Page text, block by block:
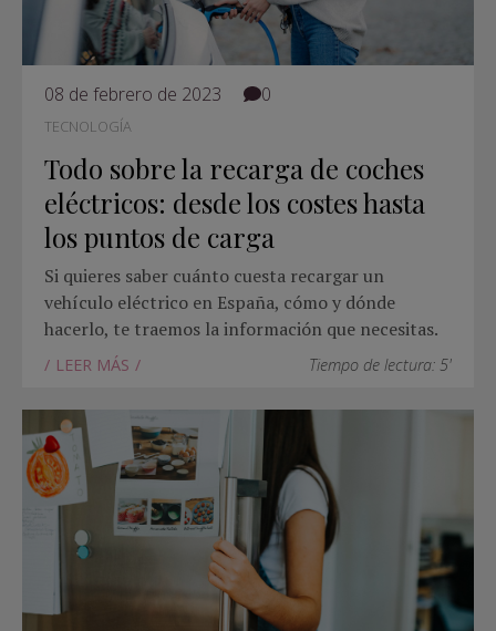
08 de febrero de 2023 0
TECNOLOGÍA
Todo sobre la recarga de coches
eléctricos: desde los costes hasta
los puntos de carga
Si quieres saber cuánto cuesta recargar un
vehículo eléctrico en España, cómo y dónde
hacerlo, te traemos la información que necesitas.
LEER MÁS Tiempo de lectura: 5'